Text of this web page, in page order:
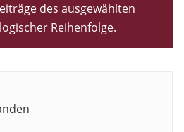
des ausgewählten
Reihenfolge.